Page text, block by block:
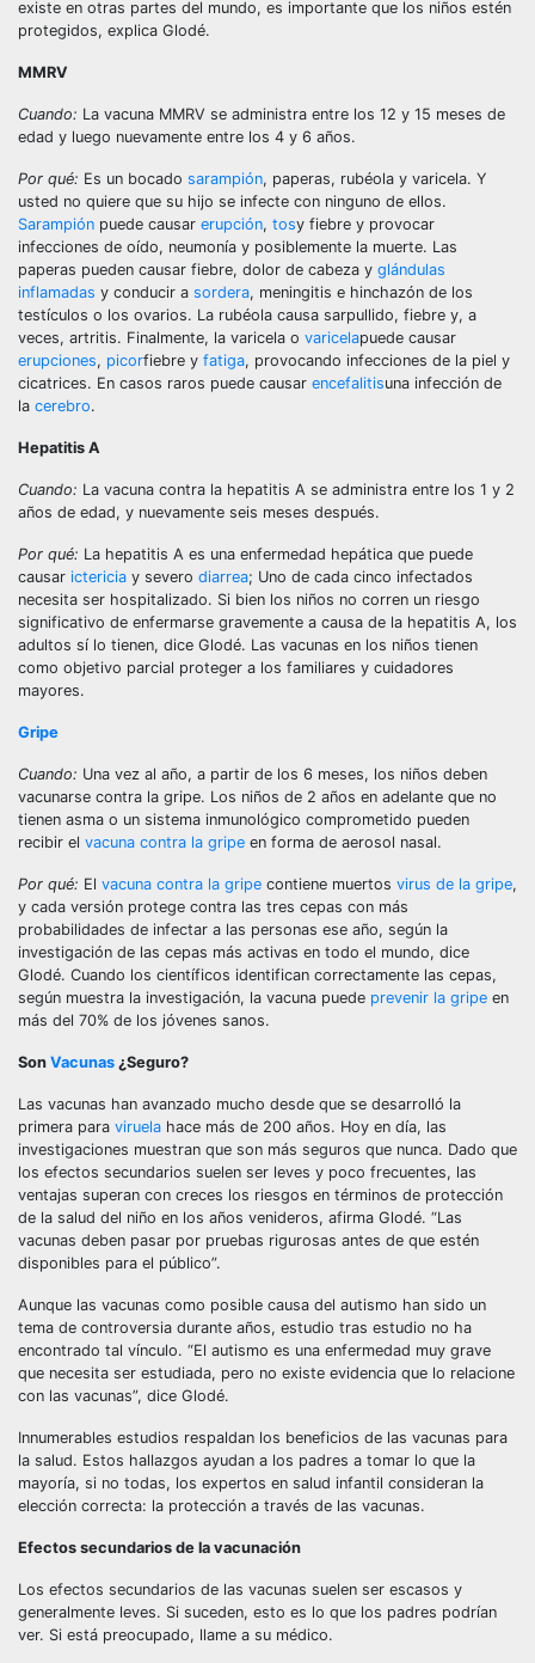
existe en otras partes del mundo, es importante que los niños estén
protegidos, explica Glodé.
MMRV
Cuando: La vacuna MMRV se administra entre los 12 y 15 meses de
edad y luego nuevamente entre los 4 y 6 años.
Por qué: Es un bocado sarampión, paperas, rubéola y varicela. Y
usted no quiere que su hijo se infecte con ninguno de ellos.
Sarampión puede causar erupción, tosy fiebre y provocar
infecciones de oído, neumonía y posiblemente la muerte. Las
paperas pueden causar fiebre, dolor de cabeza y glándulas
inflamadas y conducir a sordera, meningitis e hinchazón de los
testículos o los ovarios. La rubéola causa sarpullido, fiebre y, a
veces, artritis. Finalmente, la varicela o varicelapuede causar
erupciones, picorfiebre y fatiga, provocando infecciones de la piel y
cicatrices. En casos raros puede causar encefalitisuna infección de
la cerebro.
Hepatitis A
Cuando: La vacuna contra la hepatitis A se administra entre los 1 y 2
años de edad, y nuevamente seis meses después.
Por qué: La hepatitis A es una enfermedad hepática que puede
causar ictericia y severo diarrea; Uno de cada cinco infectados
necesita ser hospitalizado. Si bien los niños no corren un riesgo
significativo de enfermarse gravemente a causa de la hepatitis A, los
adultos sí lo tienen, dice Glodé. Las vacunas en los niños tienen
como objetivo parcial proteger a los familiares y cuidadores
mayores.
Gripe
Cuando: Una vez al año, a partir de los 6 meses, los niños deben
vacunarse contra la gripe. Los niños de 2 años en adelante que no
tienen asma o un sistema inmunológico comprometido pueden
recibir el vacuna contra la gripe en forma de aerosol nasal.
Por qué: El vacuna contra la gripe contiene muertos virus de la gripe,
y cada versión protege contra las tres cepas con más
probabilidades de infectar a las personas ese año, según la
investigación de las cepas más activas en todo el mundo, dice
Glodé. Cuando los científicos identifican correctamente las cepas,
según muestra la investigación, la vacuna puede prevenir la gripe en
más del 70% de los jóvenes sanos.
Son Vacunas ¿Seguro?
Las vacunas han avanzado mucho desde que se desarrolló la
primera para viruela hace más de 200 años. Hoy en día, las
investigaciones muestran que son más seguros que nunca. Dado que
los efectos secundarios suelen ser leves y poco frecuentes, las
ventajas superan con creces los riesgos en términos de protección
de la salud del niño en los años venideros, afirma Glodé. “Las
vacunas deben pasar por pruebas rigurosas antes de que estén
disponibles para el público”.
Aunque las vacunas como posible causa del autismo han sido un
tema de controversia durante años, estudio tras estudio no ha
encontrado tal vínculo. “El autismo es una enfermedad muy grave
que necesita ser estudiada, pero no existe evidencia que lo relacione
con las vacunas”, dice Glodé.
Innumerables estudios respaldan los beneficios de las vacunas para
la salud. Estos hallazgos ayudan a los padres a tomar lo que la
mayoría, si no todas, los expertos en salud infantil consideran la
elección correcta: la protección a través de las vacunas.
Efectos secundarios de la vacunación
Los efectos secundarios de las vacunas suelen ser escasos y
generalmente leves. Si suceden, esto es lo que los padres podrían
ver. Si está preocupado, llame a su médico.